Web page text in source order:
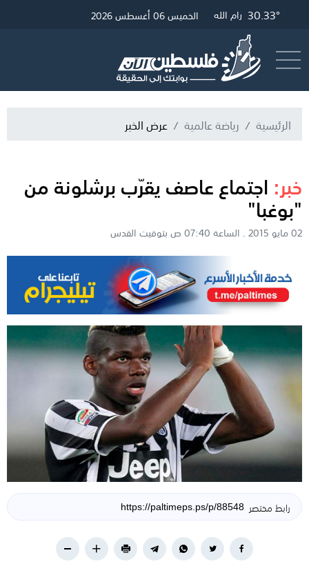
32.69° غزة 30.57° القدس 30.33° رام الله الخميس 06 أغسطس 2026
الرئيسية رياضة عالمية عرض الخبر
خبر: اجتماع عاصف يقرّب برشلونة من
"بوغبا"
02 مايو 2015 . الساعة 07:40 ص بتوقيت القدس
رابط مختصر